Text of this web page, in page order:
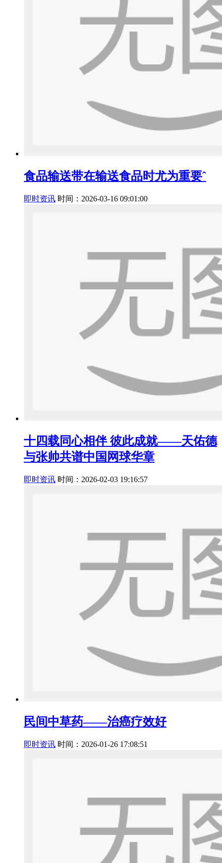
食品输送带在输送食品时尤为重要ˆ
即时资讯 时间：2026-03-16 09:01:00
十四载同心相伴 彼此成就——天佑德
与张帅共谱中国网球华章
即时资讯 时间：2026-02-03 19:16:57
民间中草药——治癌疗效好
即时资讯 时间：2026-01-26 17:08:51